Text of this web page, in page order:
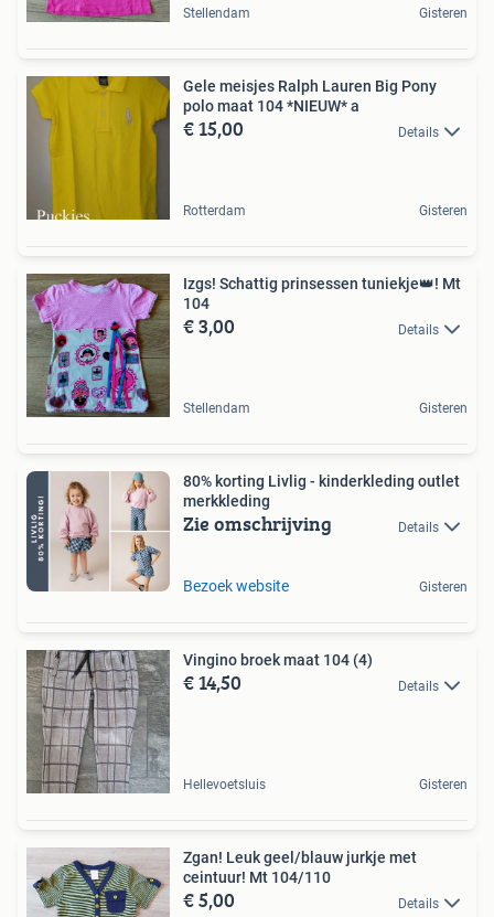
Stellendam Gisteren
Gele meisjes Ralph Lauren Big Pony
polo maat 104 *NIEUW* a
€ 15,00 Details
Rotterdam Gisteren
Izgs! Schattig prinsessen tuniekje👑! Mt
104
€ 3,00 Details
Stellendam Gisteren
80% korting Livlig - kinderkleding outlet
merkkleding
Zie omschrijving Details
Bezoek website Gisteren
Vingino broek maat 104 (4)
€ 14,50 Details
Hellevoetsluis Gisteren
Zgan! Leuk geel/blauw jurkje met
ceintuur! Mt 104/110
€ 5,00 Details